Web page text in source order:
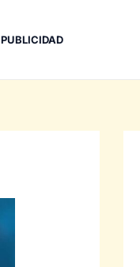
PUBLICIDAD